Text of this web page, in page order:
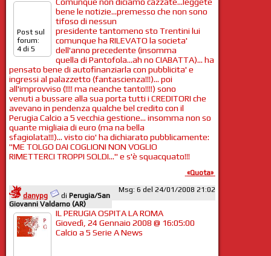
Post sul
forum:
4 di 5
bene le notizie...premesso che non sono
tifoso di nessun
presidente tantomeno sto Trentini lui
comunque ha RILEVATO la societa'
dell'anno precedente (insomma
quella di Pantofola...ah no CIABATTA)... ha
pensato bene di autofinanziarla con pubblicita' e
ingressi al palazzetto (fantascienza!!!)... poi
all'improvviso (!!!! ma neanche tanto!!!!) sono
venuti a bussare alla sua porta tutti i CREDITORI che
avevano in pendenza qualche bel credito con il
Perugia Calcio a 5 vecchia gestione... insomma non so
quante migliaia di euro (ma na bella
sfagiolata!!!)... visto cio' ha dichiarato pubblicamente:
"ME TOLGO DAI COGLIONI NON VOGLIO
RIMETTERCI TROPPI SOLDI..." e s'è squacquato!!!
«Quota»
danypg di Perugia/San
Giovanni Valdarno (AR)
Msg: 6 del 24/01/2008 21:02
IL PERUGIA OSPITA LA ROMA
Giovedì, 24 Gennaio 2008 @ 16:05:00
Calcio a 5 Serie A News